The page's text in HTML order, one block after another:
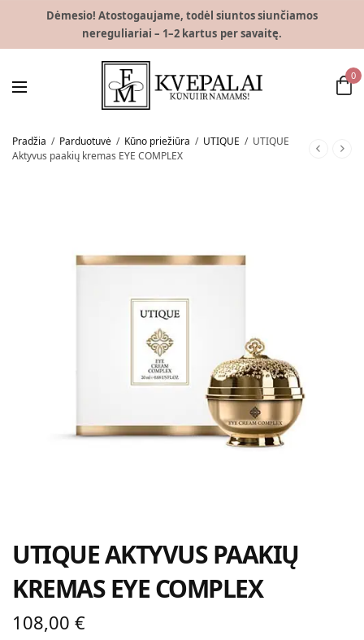
Dėmesio! Atostogaujame, todėl siuntos siunčiamos
nereguliariai – 1–2 kartus per savaitę.
0
Pradžia / Parduotuvė / Kūno priežiūra / UTIQUE / UTIQUE
Aktyvus paakių kremas EYE COMPLEX
UTIQUE AKTYVUS PAAKIŲ
KREMAS EYE COMPLEX
108,00€